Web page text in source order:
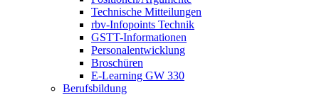
Technische Mitteilungen
rbv-Infopoints Technik
GSTT-Informationen
Personalentwicklung
Broschüren
E-Learning GW 330
Berufsbildung